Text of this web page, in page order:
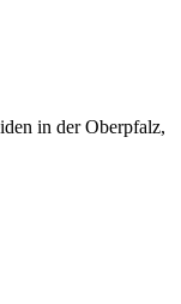
in der Oberpfalz,